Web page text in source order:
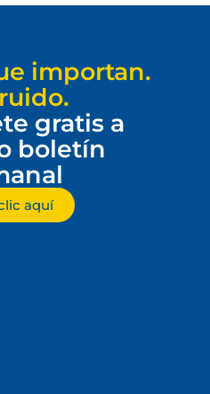
importan.
gratis a
boletín
aquí